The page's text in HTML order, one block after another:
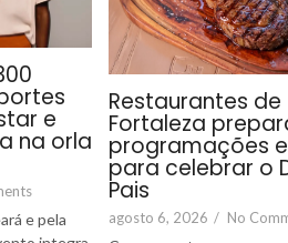
e
na orla
e pela
Restaurantes de
Fortaleza
programações
para celebrar o
Pais
agosto 6, 2026 / No